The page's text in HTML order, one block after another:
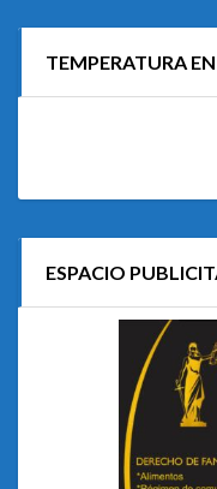
TEMPERATURA
ESPACIO